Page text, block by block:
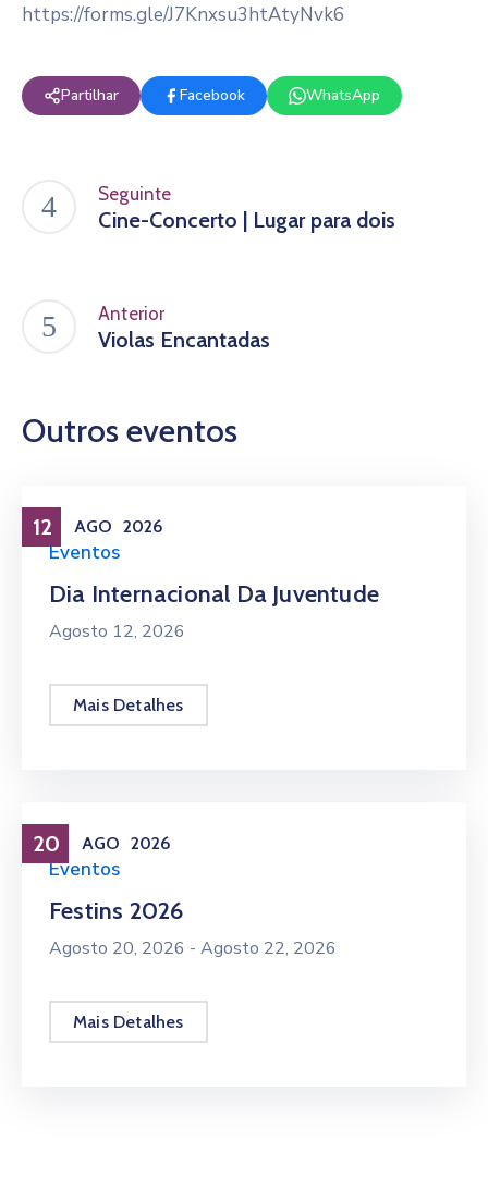
https://forms.gle/J7Knxsu3htAtyNvk6
Partilhar Facebook WhatsApp
Seguinte
Cine-Concerto | Lugar para dois
Anterior
Violas Encantadas
Outros eventos
12 AGO 2026
Eventos
Dia Internacional Da Juventude
Agosto 12, 2026
Mais Detalhes
20 AGO 2026
Eventos
Festins 2026
Agosto 20, 2026 - Agosto 22, 2026
Mais Detalhes